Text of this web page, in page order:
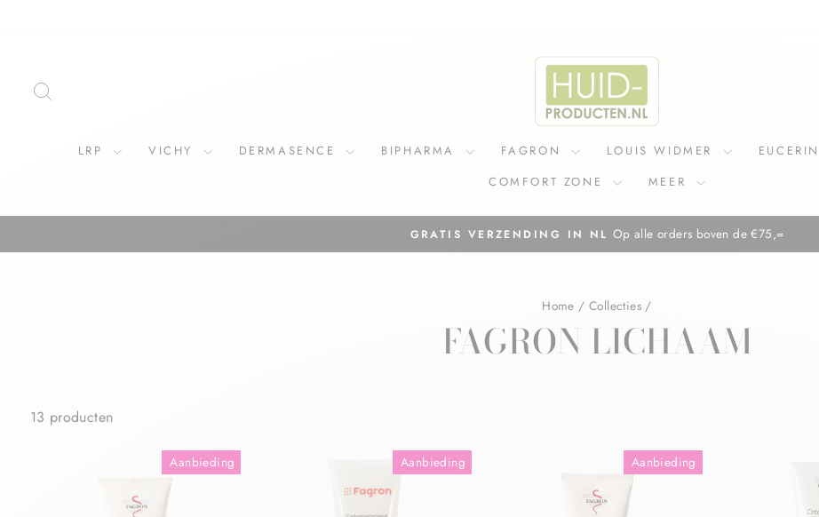
LRP VICHY DERMASENCE BIPHARMA FAGRON LOUIS WIDMER EUCERIN
COMFORT ZONE
MEER
Diavoorstelling
GRATIS VERZENDING IN NL Op alle orders boven de €75,=
Home / Collecties /
FAGRON LICHAAM
13 producten
Aanbieding Aanbieding Aanbieding